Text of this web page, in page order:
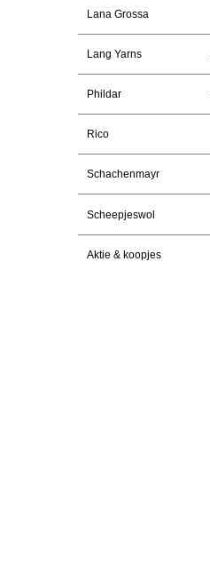
Lana Grossa
Lang Yarns
Phildar
Rico
Schachenmayr
Scheepjeswol
Aktie & koopjes